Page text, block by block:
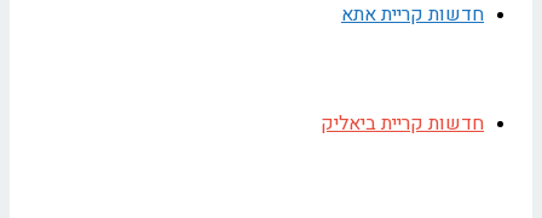
חדשות קריית אתא
חדשות קריית ביאליק